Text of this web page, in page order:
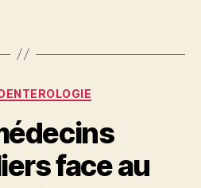
Catégories
face au